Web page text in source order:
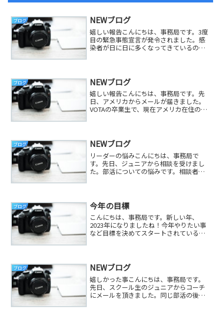
ブログ NEWブログ
嬉しい報告こんにちは、事務局です。3度
目の緊急事態宣言が発令されました。感
染者が日に日に多くなってきているので
減っていく事を願いつつ...
ブログ NEWブログ
嬉しい報告こんにちは、事務局です。先
日、アメリカからメールが届きました。
VOTAの卒業生で、現在アメリカ在住の源
した！アメリカの学...
ブログ NEWブログ
リーダーの悩みこんにちは、事務局で
す。先日、ジュニアから相談を受けまし
た。部活についての悩みです。相談者の
ーダーと意見が違っており、...
ブログ 今年の目標
こんにちは、事務局です。新しい年、
2023年になりましたね！今年やりたい事
など目標を決めてスタートされている方
ろです！こういうとこ...
ブログ NEWブログ
嬉しかった事こんにちは、事務局です。
先日、スクール生のジュニアからコーチ
にメールを頂きました。同じ部活の後輩